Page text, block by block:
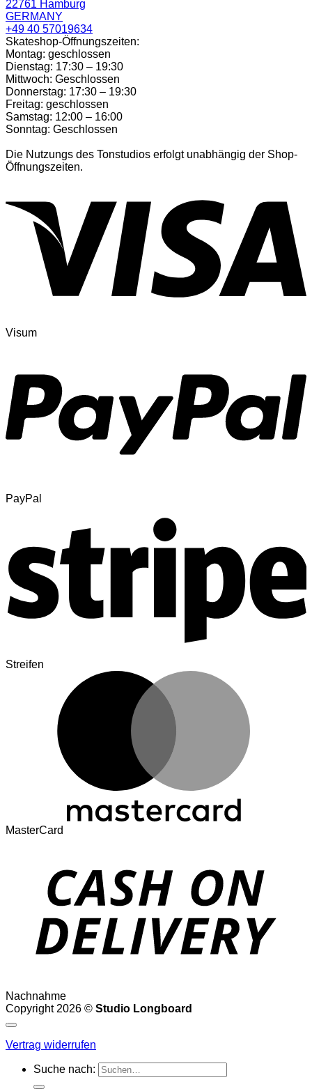
22761 Hamburg
GERMANY
+49 40 57019634
Skateshop-Öffnungszeiten:
Montag: geschlossen
Dienstag: 17:30 – 19:30
Mittwoch: Geschlossen
Donnerstag: 17:30 – 19:30
Freitag: geschlossen
Samstag: 12:00 – 16:00
Sonntag: Geschlossen
Die Nutzungs des Tonstudios erfolgt unabhängig der Shop-
Öffnungszeiten.
Visum
PayPal
Streifen
MasterCard
Nachnahme
Copyright 2026 © Studio Longboard
Vertrag widerrufen
Suche nach: